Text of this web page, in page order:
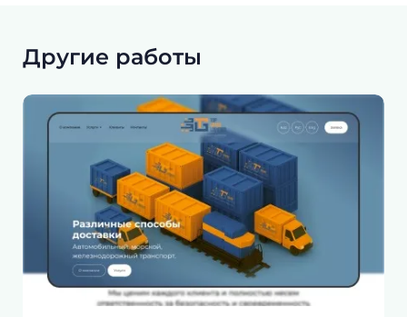
Другие работы